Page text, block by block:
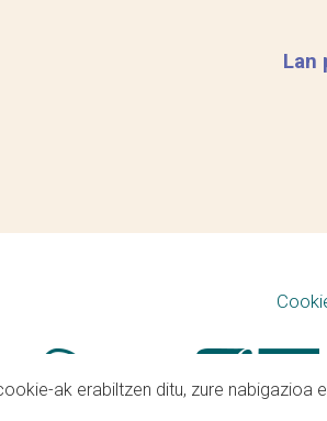
Lan
ak erabiltzen ditu, zure